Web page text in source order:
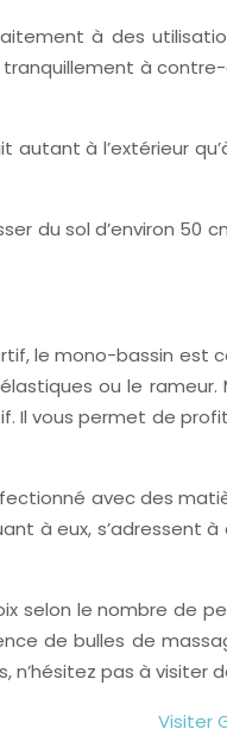
à des
à
à l’extérieur
sol d’environ 50
le mono-bassin est
ou le
Il vous permet de
avec des
à eux, s’adressent
le nombre de
de bulles de
n’hésitez pas à visiter
Visiter